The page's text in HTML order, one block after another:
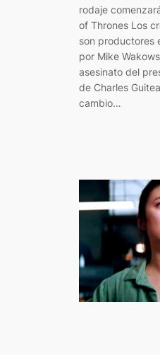
rodaje
of Thrones Los
son productores
por Mike
asesinato del
de Charles
cambio…